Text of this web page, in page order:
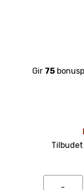
Gir 75